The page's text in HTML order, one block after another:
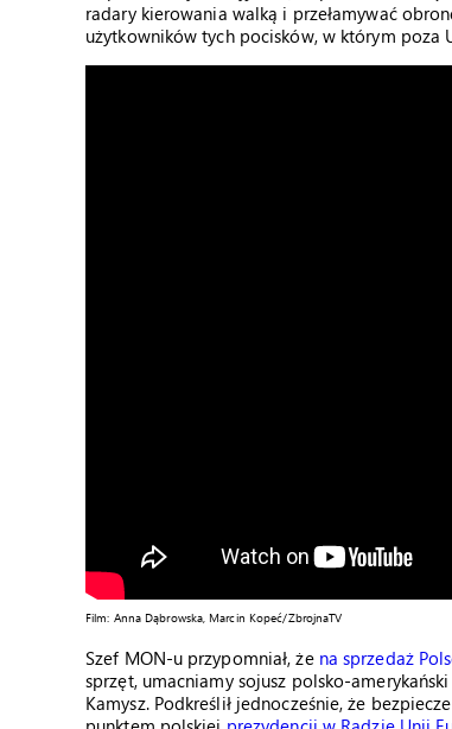
radary kierowania walką i przełamywać
użytkowników tych pocisków, w którym poza
Film: Anna Dąbrowska, Marcin Kopeć/ZbrojnaTV
Szef MON-u przypomniał, że na sprzedaż
sprzęt, umacniamy sojusz polsko-
Kamysz. Podkreślił jednocześnie, że